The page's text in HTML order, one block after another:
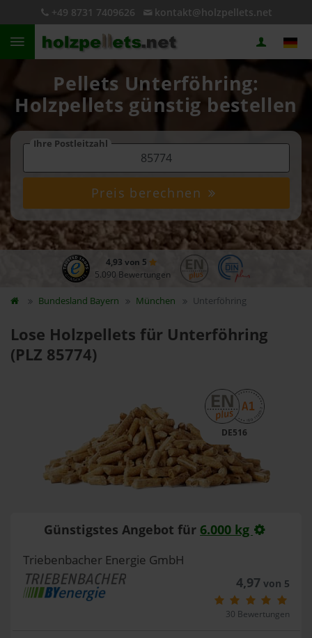
+49 8731 7409626 kontakt@holzpellets.net
Pellets Unterföhring:
Holzpellets günstig bestellen
Ihre Postleitzahl
Preis berechnen
4,93 von 5
5.090 Bewertungen
Bundesland Bayern München Unterföhring
Lose Holzpellets für Unterföhring
(PLZ 85774)
DE516
Günstigstes Angebot für 6.000 kg
Triebenbacher Energie GmbH
4,97von 5
30 Bewertungen